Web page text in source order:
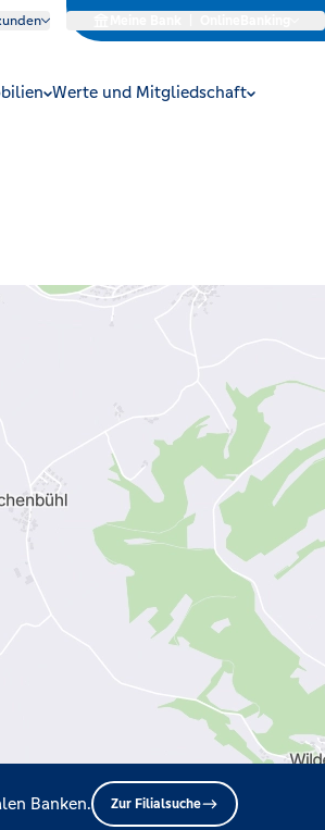
Werte und Mitgliedschaft
Banken. Zur Filialsuche